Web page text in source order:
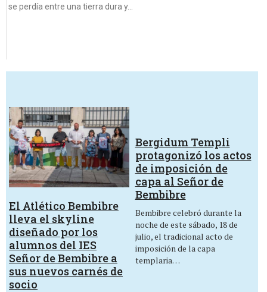
se perdía entre una tierra dura y…
El Atlético Bembibre
lleva el skyline
diseñado por los
alumnos del IES
Señor de Bembibre a
sus nuevos carnés de
socio
Bergidum Templi
protagonizó los actos
de imposición de
capa al Señor de
Bembibre
Bembibre celebró durante la
noche de este sábado, 18 de
julio, el tradicional acto de
imposición de la capa
templaria…